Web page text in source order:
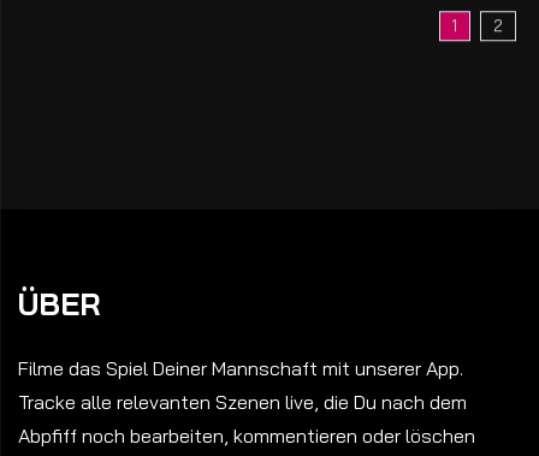
1 2
ÜBER
Filme das Spiel Deiner Mannschaft mit unserer App.
Tracke alle relevanten Szenen live, die Du nach dem
Abpfiff noch bearbeiten, kommentieren oder löschen